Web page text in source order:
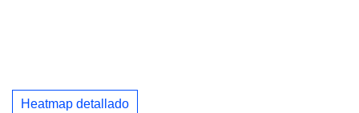
Heatmap detallado